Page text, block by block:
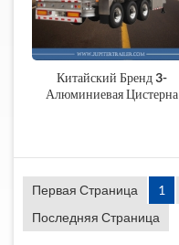
Китайский Бренд 3-
Алюминиевая Цистерна
Первая Страница 1
Последняя Страница